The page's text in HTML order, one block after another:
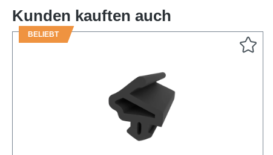
Kunden kauften auch
BELIEBT